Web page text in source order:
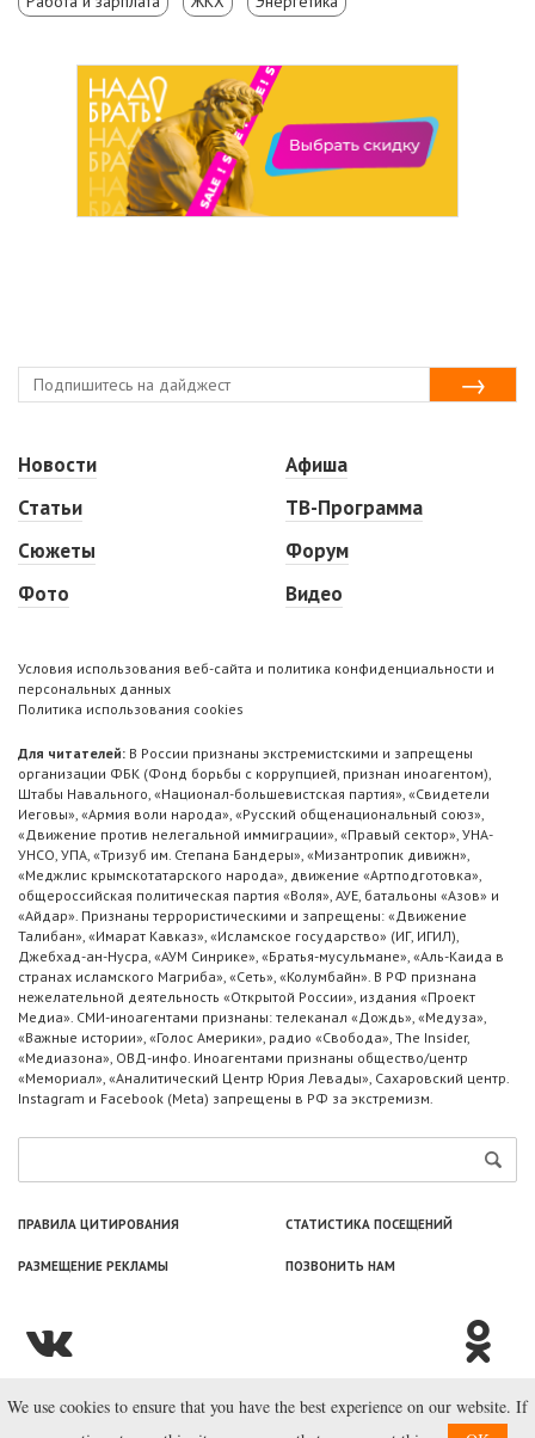
Новости
Статьи
Сюжеты
Фото
Афиша
ТВ-Программа
Форум
Видео
Условия использования веб-сайта и политика конфиденциальности и
персональных данных
Политика использования cookies
Для читателей: В России признаны экстремистскими и запрещены
организации ФБК (Фонд борьбы с коррупцией, признан иноагентом),
Штабы Навального, «Национал-большевистская партия», «Свидетели
Иеговы», «Армия воли народа», «Русский общенациональный союз»,
«Движение против нелегальной иммиграции», «Правый сектор», УНА-
УНСО, УПА, «Тризуб им. Степана Бандеры», «Мизантропик дивижн»,
«Меджлис крымскотатарского народа», движение «Артподготовка»,
общероссийская политическая партия «Воля», АУЕ, батальоны «Азов» и
«Айдар». Признаны террористическими и запрещены: «Движение
Талибан», «Имарат Кавказ», «Исламское государство» (ИГ, ИГИЛ),
Джебхад-ан-Нусра, «АУМ Синрике», «Братья-мусульмане», «Аль-Каида в
странах исламского Магриба», «Сеть», «Колумбайн». В РФ признана
нежелательной деятельность «Открытой России», издания «Проект
Медиа». СМИ-иноагентами признаны: телеканал «Дождь», «Медуза»,
«Важные истории», «Голос Америки», радио «Свобода», The Insider,
«Медиазона», ОВД-инфо. Иноагентами признаны общество/центр
«Мемориал», «Аналитический Центр Юрия Левады», Сахаровский центр.
Instagram и Facebook (Metа) запрещены в РФ за экстремизм.
ПРАВИЛА ЦИТИРОВАНИЯ СТАТИСТИКА ПОСЕЩЕНИЙ
РАЗМЕЩЕНИЕ РЕКЛАМЫ ПОЗВОНИТЬ НАМ
© ООО «Лаборатория Новоcтей», 2003—2026.
We use cookies to ensure that you have the best experience on our website. If